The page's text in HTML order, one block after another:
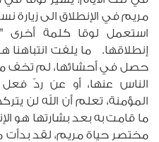
مريم في الإنطلاق الى زيارة
استعمل لوقا كلمة
إنطلاقها. ما يلفت
حصل في أحشائها، لم تخف
الناس عنها، أو عن ردّ
المؤمنة، تعلم أن الله لن
ما قامت به بعد بشارتها هو
مختصر حياة مريم، لقد بدأت